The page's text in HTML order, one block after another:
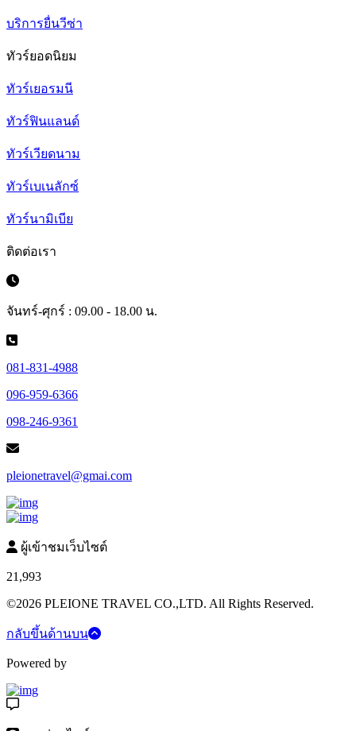
บริการยื่นวีซ่า
ทัวร์ยอดนิยม
ทัวร์เยอรมนี
ทัวร์ฟินแลนด์
ทัวร์เวียดนาม
ทัวร์เบเนลักซ์
ทัวร์นามิเบีย
ติดต่อเรา
จันทร์-ศุกร์ : 09.00 - 18.00 น.
081-831-4988
096-959-6366
098-246-9361
pleionetravel@gmai.com
ผู้เข้าชมเว็บไซต์
21,993
©2026 PLEIONE TRAVEL CO.,LTD. All Rights Reserved.
กลับขึ้นด้านบน
Powered by